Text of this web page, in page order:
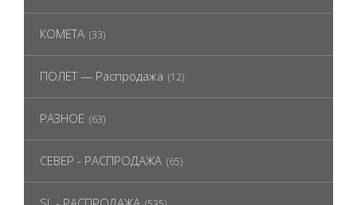
КОМЕТА (33)
ПОЛЕТ — Распродажа (12)
РАЗНОЕ (63)
СЕВЕР - РАСПРОДАЖА (65)